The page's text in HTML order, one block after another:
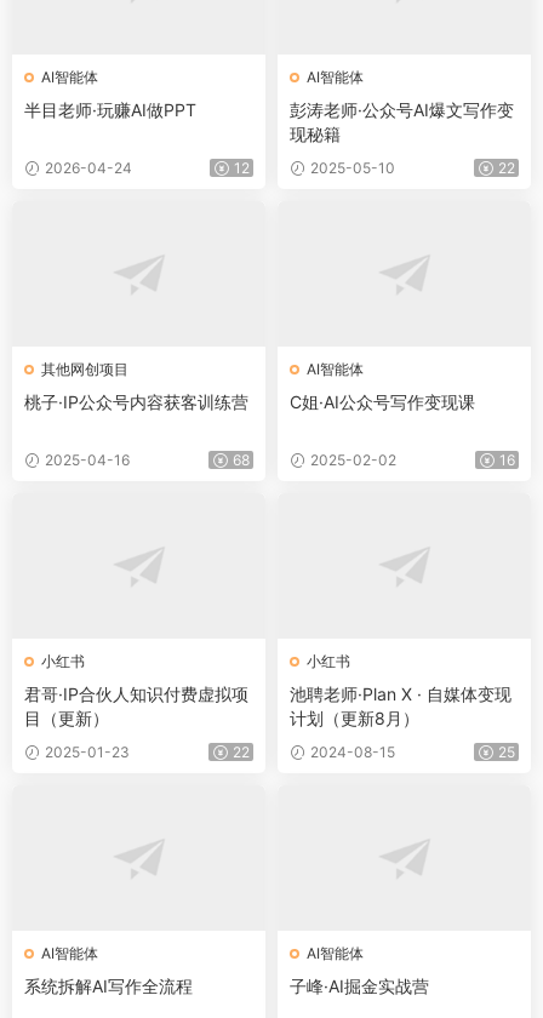
AI智能体
半目老师·玩赚AI做PPT
2026-04-24 12
AI智能体
彭涛老师·公众号AI爆文写作变
现秘籍
2025-05-10 22
其他网创项目
桃子·IP公众号内容获客训练营
2025-04-16 68
AI智能体
C姐·AI公众号写作变现课
2025-02-02 16
小红书
君哥·IP合伙人知识付费虚拟项
目（更新）
2025-01-23 22
小红书
池聘老师·Plan X · 自媒体变现
计划（更新8月）
2024-08-15 25
AI智能体
系统拆解AI写作全流程
AI智能体
子峰·AI掘金实战营